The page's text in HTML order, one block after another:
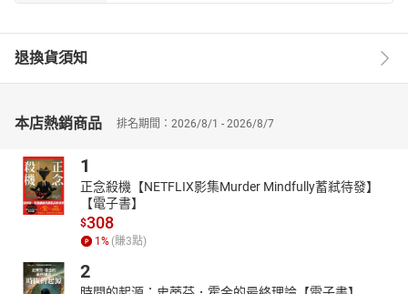
退換貨須知
本店熱銷商品 排名期間：2026/8/1 - 2026/8/7
1
正念殺機【NETFLIX影集Murder Mindfully蓄弒待發】
【電子書】
$308
1% (賺3點)
2